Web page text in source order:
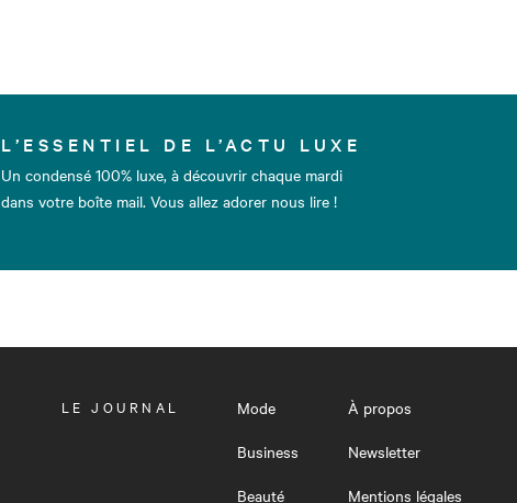
L’ESSENTIEL DE L’ACTU LUXE
Un condensé 100% luxe, à découvrir chaque mardi
dans votre boîte mail. Vous allez adorer nous lire !
OUVRIR
LE JOURNAL
Mode
Business
Beauté
À propos
Newsletter
Mentions légales